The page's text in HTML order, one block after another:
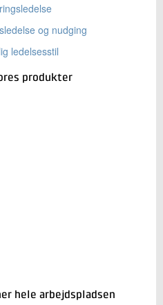
og nudging
ledelsesstil
produkter
hele arbejdspladsen